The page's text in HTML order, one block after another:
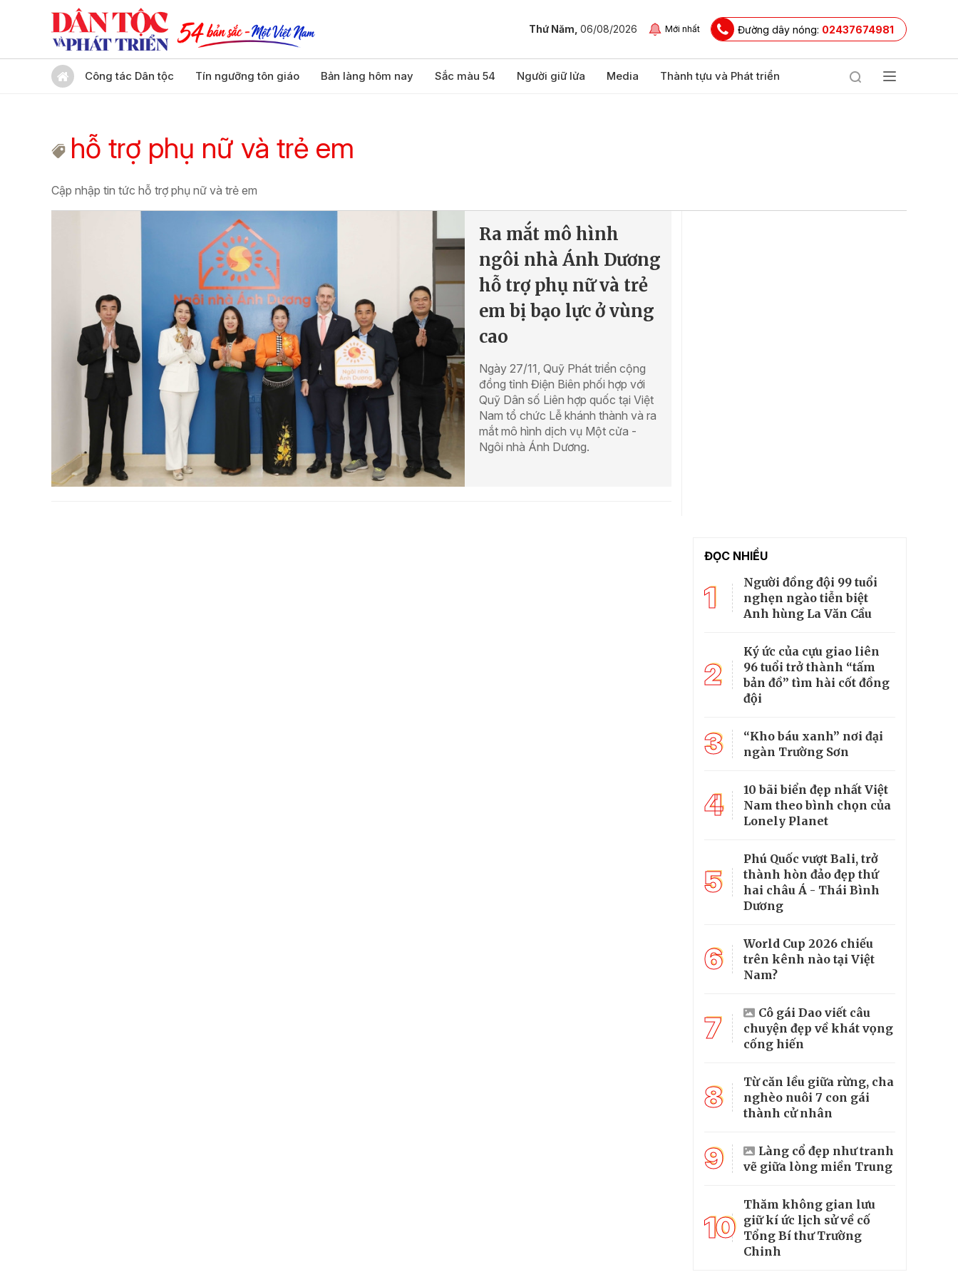
Thứ Năm, 06/08/2026 Mới nhất Đường dây nóng: 02437674981
Công tác Dân tộc Tín ngưỡng tôn giáo Bản làng hôm nay Sắc màu 54 Người giữ lửa Media Thành tựu và Phát triển
hỗ trợ phụ nữ và trẻ em
Cập nhập tin tức hỗ trợ phụ nữ và trẻ em
Ra mắt mô hình
ngôi nhà Ánh Dương
hỗ trợ phụ nữ và trẻ
em bị bạo lực ở vùng
cao
Ngày 27/11, Quỹ Phát triển cộng
đồng tỉnh Điện Biên phối hợp với
Quỹ Dân số Liên hợp quốc tại Việt
Nam tổ chức Lễ khánh thành và ra
mắt mô hình dịch vụ Một cửa -
Ngôi nhà Ánh Dương.
ĐỌC NHIỀU
1
Người đồng đội 99 tuổi
nghẹn ngào tiễn biệt
Anh hùng La Văn Cầu
2
Ký ức của cựu giao liên
96 tuổi trở thành “tấm
bản đồ” tìm hài cốt đồng
đội
3
“Kho báu xanh” nơi đại
ngàn Trường Sơn
4
10 bãi biển đẹp nhất Việt
Nam theo bình chọn của
Lonely Planet
5
Phú Quốc vượt Bali, trở
thành hòn đảo đẹp thứ
hai châu Á - Thái Bình
Dương
6
World Cup 2026 chiếu
trên kênh nào tại Việt
Nam?
7
Cô gái Dao viết câu
chuyện đẹp về khát vọng
cống hiến
8
Từ căn lều giữa rừng, cha
nghèo nuôi 7 con gái
thành cử nhân
9
Làng cổ đẹp như tranh
vẽ giữa lòng miền Trung
10
Thăm không gian lưu
giữ kí ức lịch sử về cố
Tổng Bí thư Trường
Chinh